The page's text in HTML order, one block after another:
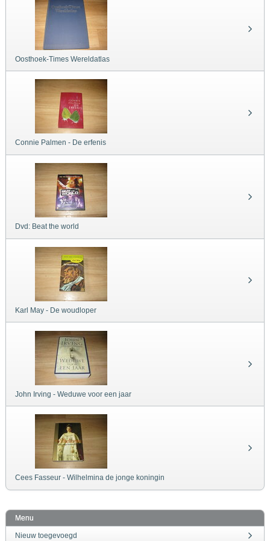
Oosthoek-Times Wereldatlas
Connie Palmen - De erfenis
Dvd: Beat the world
Karl May - De woudloper
John Irving - Weduwe voor een jaar
Cees Fasseur - Wilhelmina de jonge koningin
Menu
Nieuw toegevoegd